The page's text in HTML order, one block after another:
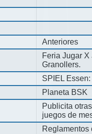
Anteriores
Feria Jugar
Granollers.
SPIEL
Planeta BSK
Publicita
juegos de
Reglamentos